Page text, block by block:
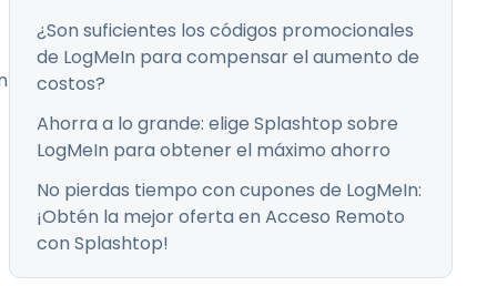
los
¿Son suficientes los códigos promocionales
de LogMeIn para compensar el aumento de
costos?
Ahorra a lo grande: elige Splashtop sobre
LogMeIn para obtener el máximo ahorro
No pierdas tiempo con cupones de LogMeIn:
¡Obtén la mejor oferta en Acceso Remoto
con Splashtop!